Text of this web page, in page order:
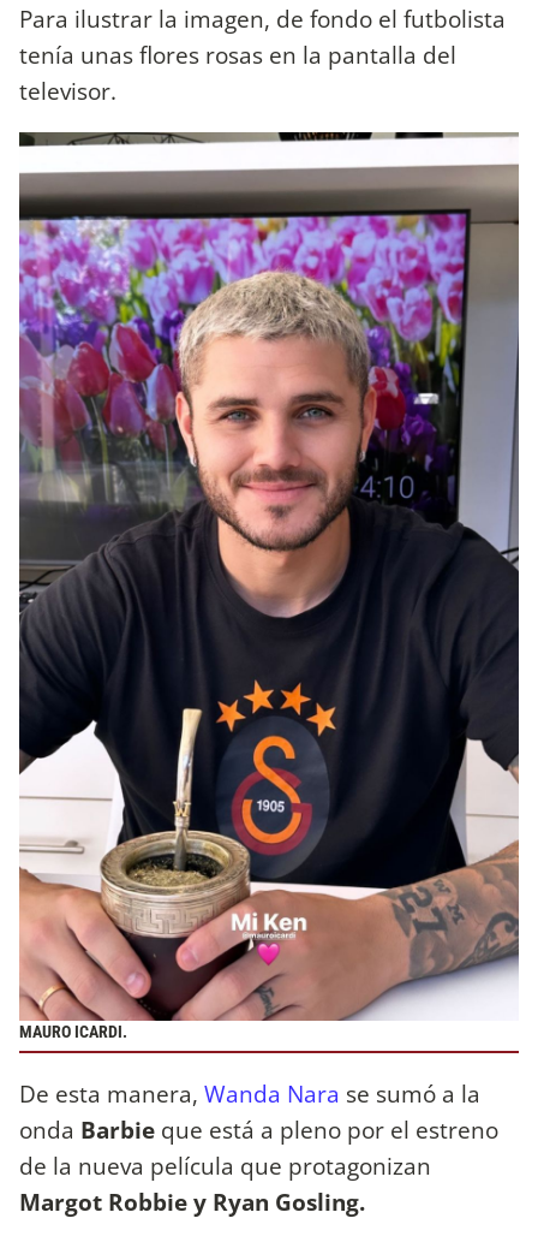
Para ilustrar la imagen, de fondo el futbolista
tenía unas flores rosas en la pantalla del
televisor.
MAURO ICARDI.
De esta manera, Wanda Nara se sumó a la
onda Barbie que está a pleno por el estreno
de la nueva película que protagonizan
Margot Robbie y Ryan Gosling.